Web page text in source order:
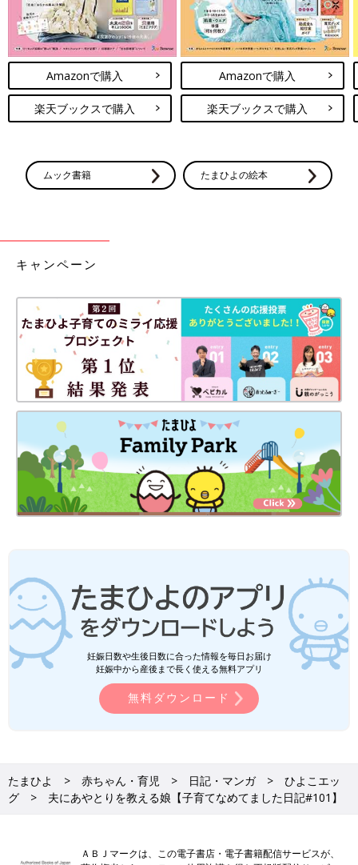
Amazonで購入
楽天ブックスで購入
Amazonで購入
楽天ブックスで購入
ムック書籍 たまひよの絵本
キャンペーン
妊娠日数や生後日数に合った情報を毎日お届け
妊娠中から産後まで長く使える無料アプリ
無料ダウンロード
たまひよ 赤ちゃん・育児 日記・マンガ
ひよこエッ
グ
夫にあやとりを教える娘【子育てなめてました日記#101】
ＡＢＪマークは、この電子書店・電子書籍配信サービスが、